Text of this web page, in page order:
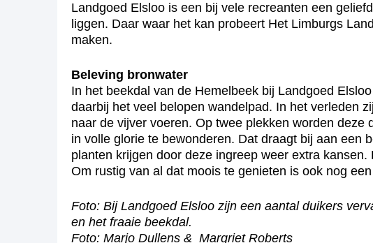
Landgoed Elsloo is een bij vele recreanten een
liggen. Daar waar het kan probeert Het Limburgs
maken.
Beleving bronwater
In het beekdal van de Hemelbeek bij Landgoed
daarbij het veel belopen wandelpad. In het verleden
naar de vijver voeren. Op twee plekken worden
in volle glorie te bewonderen. Dat draagt bij aan een
planten krijgen door deze ingreep weer extra
Om rustig van al dat moois te genieten is ook nog
Foto: Bij Landgoed Elsloo zijn een aantal duikers
en het fraaie beekdal.
Foto: Marjo Dullens & Margriet Roberts